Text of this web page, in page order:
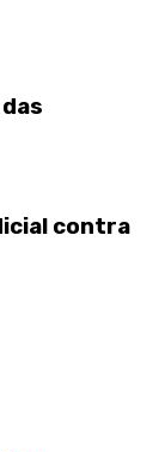
contra